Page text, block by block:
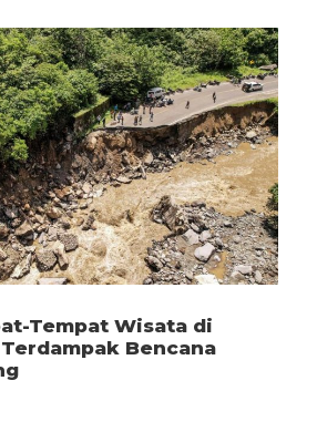
Tempat Wisata di
Bencana